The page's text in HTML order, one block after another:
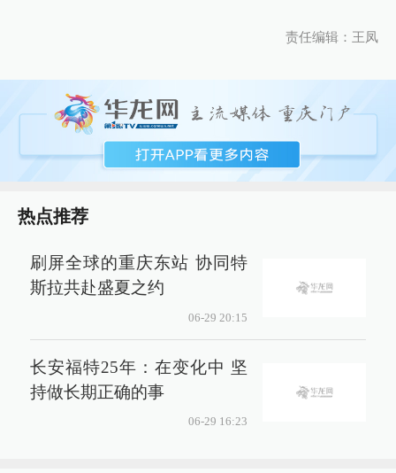
责任编辑：王凤
热点推荐
刷屏全球的重庆东站 协同特
斯拉共赴盛夏之约
06-29 20:15
长安福特25年：在变化中 坚
持做长期正确的事
06-29 16:23